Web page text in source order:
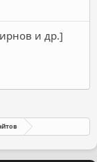
и др.]